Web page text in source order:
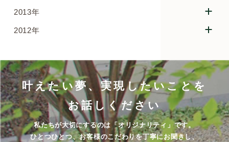
2013年
2012年
叶えたい夢、実現したいことを
お話しください
私たちが大切にするのは「オリジナリティ」です。
ひとつひとつ、お客様のこだわりを丁寧にお聞きし、